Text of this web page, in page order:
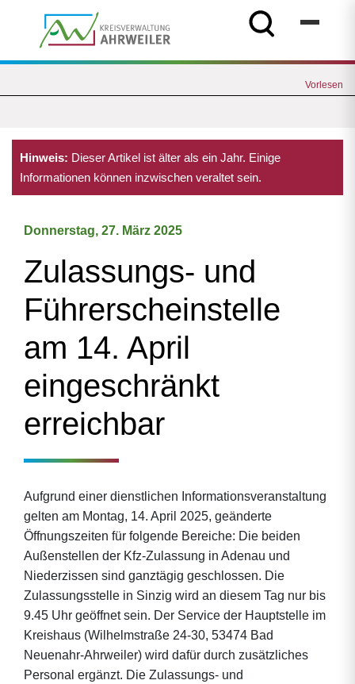
Vorlesen
Hinweis: Dieser Artikel ist älter als ein Jahr. Einige
Informationen können inzwischen veraltet sein.
Donnerstag, 27. März 2025
Zulassungs- und
Führerscheinstelle
am 14. April
eingeschränkt
erreichbar
Aufgrund einer dienstlichen Informationsveranstaltung
gelten am Montag, 14. April 2025, geänderte
Öffnungszeiten für folgende Bereiche: Die beiden
Außenstellen der Kfz-Zulassung in Adenau und
Niederzissen sind ganztägig geschlossen. Die
Zulassungsstelle in Sinzig wird an diesem Tag nur bis
9.45 Uhr geöffnet sein. Der Service der Hauptstelle im
Kreishaus (Wilhelmstraße 24-30, 53474 Bad
Neuenahr-Ahrweiler) wird dafür durch zusätzliches
Personal ergänzt. Die Zulassungs- und